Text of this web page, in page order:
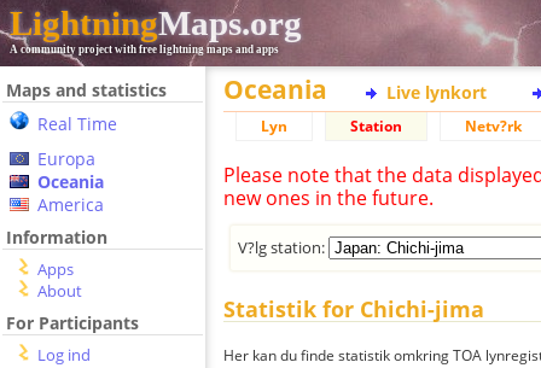
LightningMaps.org
A community project with free lightning maps and apps
Maps and statistics
Real Time
Europa
Oceania
America
Information
Apps
About
For Participants
Log ind
Oceania Live lynkort
Lyn Station Netv?rk
Please note that the data
new ones in the future.
V?lg station:
Statistik for Chichi-jima
Her kan du finde statistik omkring TOA